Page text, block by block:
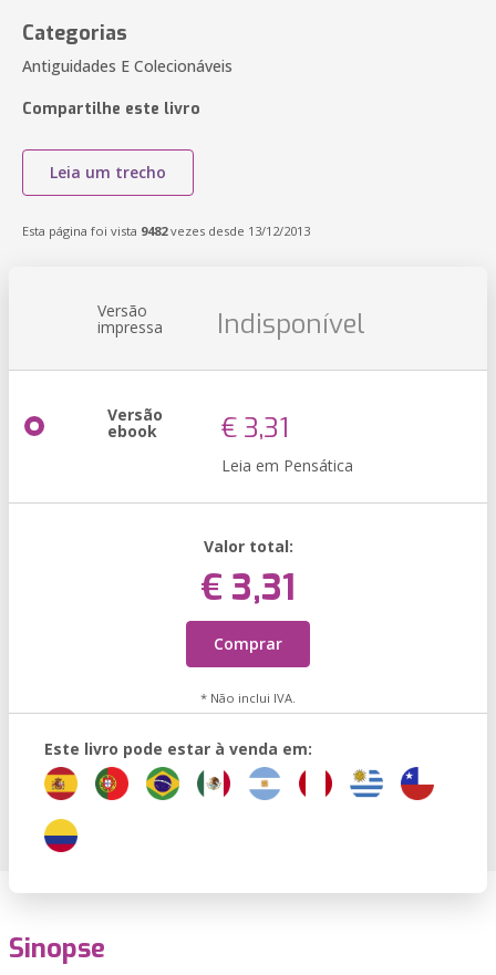
Categorias
Antiguidades E Colecionáveis
Compartilhe este livro
Leia um trecho
Esta página foi vista 9482vezes desde 13/12/2013
Versão
impressa Indisponível
Versão
ebook € 3,31
Leia em Pensática
Valor total:
€ 3,31
Comprar
* Não inclui IVA.
Este livro pode estar à venda em:
Sinopse